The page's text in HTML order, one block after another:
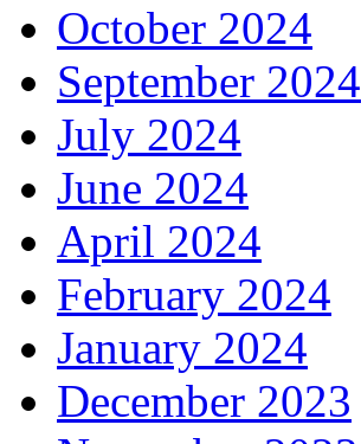
October 2024
September 2024
July 2024
June 2024
April 2024
February 2024
January 2024
December 2023